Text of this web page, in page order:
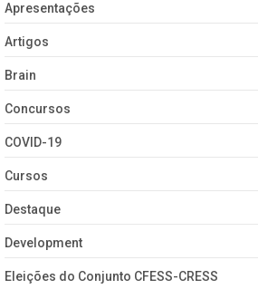
Apresentações
Artigos
Brain
Concursos
COVID-19
Cursos
Destaque
Development
Eleições do Conjunto CFESS-CRESS